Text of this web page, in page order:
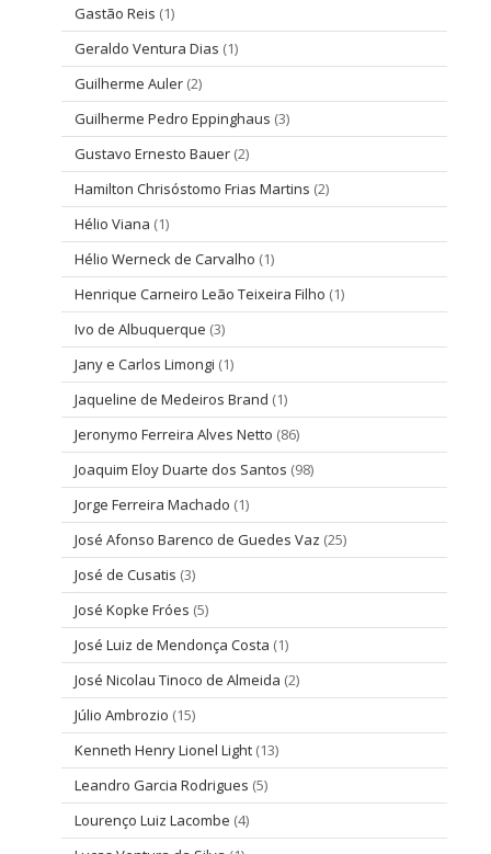
Gastão Reis (1)
Geraldo Ventura Dias (1)
Guilherme Auler (2)
Guilherme Pedro Eppinghaus (3)
Gustavo Ernesto Bauer (2)
Hamilton Chrisóstomo Frias Martins (2)
Hélio Viana (1)
Hélio Werneck de Carvalho (1)
Henrique Carneiro Leão Teixeira Filho (1)
Ivo de Albuquerque (3)
Jany e Carlos Limongi (1)
Jaqueline de Medeiros Brand (1)
Jeronymo Ferreira Alves Netto (86)
Joaquim Eloy Duarte dos Santos (98)
Jorge Ferreira Machado (1)
José Afonso Barenco de Guedes Vaz (25)
José de Cusatis (3)
José Kopke Fróes (5)
José Luiz de Mendonça Costa (1)
José Nicolau Tinoco de Almeida (2)
Júlio Ambrozio (15)
Kenneth Henry Lionel Light (13)
Leandro Garcia Rodrigues (5)
Lourenço Luiz Lacombe (4)